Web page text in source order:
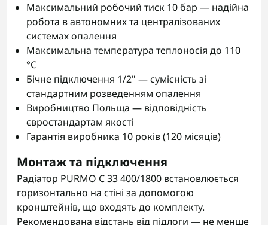
Максимальний робочий тиск 10 бар — надійна
робота в автономних та централізованих
системах опалення
Максимальна температура теплоносія до 110
°C
Бічне підключення 1/2" — сумісність зі
стандартним розведенням опалення
Виробництво Польща — відповідність
євростандартам якості
Гарантія виробника 10 років (120 місяців)
Монтаж та підключення
Радіатор PURMO C 33 400/1800 встановлюється
горизонтально на стіні за допомогою
кронштейнів, що входять до комплекту.
Рекомендована відстань від підлоги — не менше